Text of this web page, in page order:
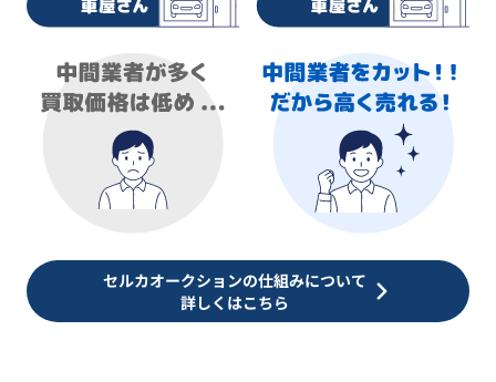
セルカオークションの仕組みについて
詳しくはこちら